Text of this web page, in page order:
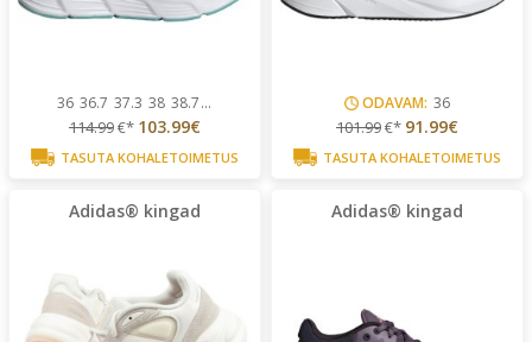
36 36.7 37.3 38 38.7...
114.99€* 103.99€
TASUTA KOHALETOIMETUS
ODAVAM: 36
101.99€* 91.99€
TASUTA KOHALETOIMETUS
Adidas® kingad Adidas® kingad